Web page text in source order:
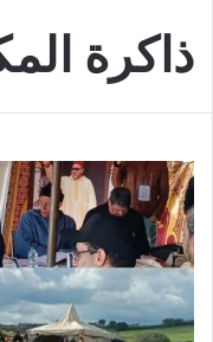
ذاكرة